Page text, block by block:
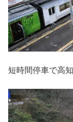
短時間停車で高